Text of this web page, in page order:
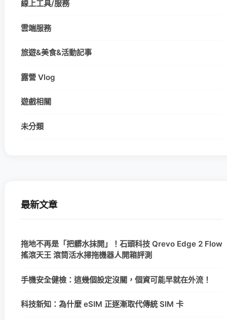
線上工具/服務
雲端服務
旅遊&美食&活動記事
露營 Vlog
遊戲相關
未分類
最新文章
拖地不再是「把髒水抹開」！石頭科技 Qrevo Edge 2 Flow
搖滾天王 滾筒活水掃拖機器人開箱評測
手機安全健檢：這幾個設定沒關，個資可能早就在外流！
科技新知：為什麼 eSIM 正逐漸取代傳統 SIM 卡